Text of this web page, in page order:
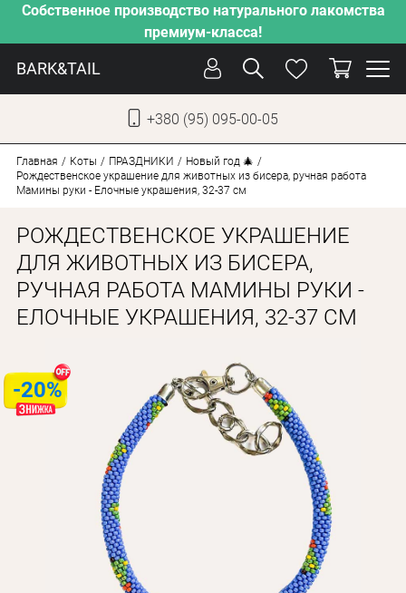
Собственное производство натурального лакомства
премиум-класса!
BARK&TAIL
+380 (95) 095-00-05
ЗАБОТА
ОТ ЖАРЫ
НАШЕ ПРОИЗВОДСТВО
АКЦИИ
ДЛЯ КОТОВ
Оплата и доставка
Главная Коты ПРАЗДНИКИ
Новый год 🎄
Рождественское украшение для животных из бисера, ручная работа
Мамины руки - Елочные украшения, 32-37 см
РОЖДЕСТВЕНСКОЕ УКРАШЕНИЕ
ДЛЯ ЖИВОТНЫХ ИЗ БИСЕРА,
РУЧНАЯ РАБОТА МАМИНЫ РУКИ -
ЕЛОЧНЫЕ УКРАШЕНИЯ, 32-37 СМ
-20%